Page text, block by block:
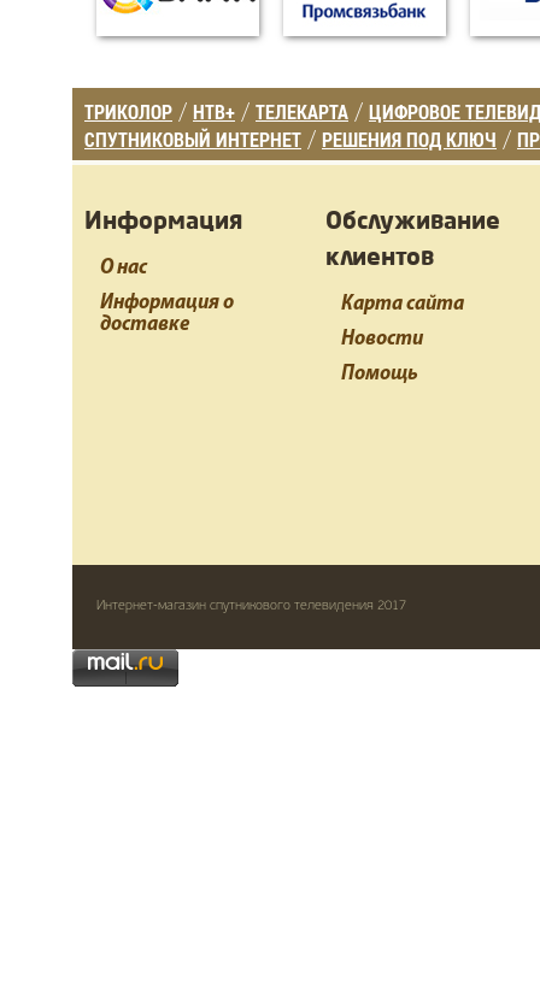
ТРИКОЛОР / НТВ+ / ТЕЛЕКАРТА / ЦИФРОВОЕ
СПУТНИКОВЫЙ ИНТЕРНЕТ / РЕШЕНИЯ ПОД КЛЮЧ /
Информация
О нас
Информация о
доставке
Обслуживание
клиентов
Карта сайта
Новости
Помощь
Интернет-магазин спутникового телевидения 2017